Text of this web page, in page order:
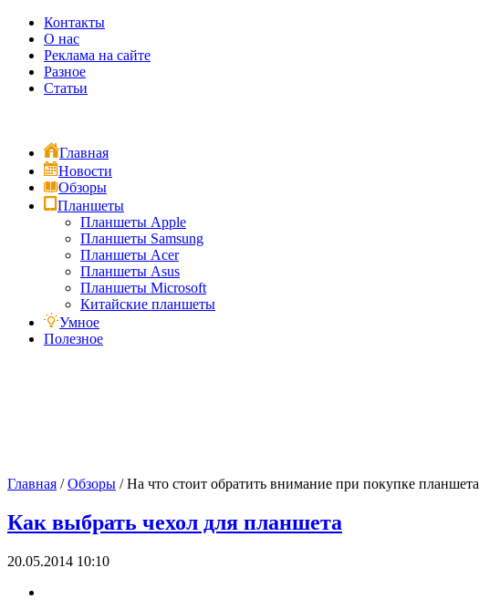
Контакты
О нас
Реклама на сайте
Разное
Статьи
Главная
Новости
Обзоры
Планшеты
Планшеты Apple
Планшеты Samsung
Планшеты Acer
Планшеты Asus
Планшеты Microsoft
Китайские планшеты
Умное
Полезное
Главная /Обзоры /На что стоит обратить внимание при покупке планшета
Как выбрать чехол для планшета
20.05.2014 10:10